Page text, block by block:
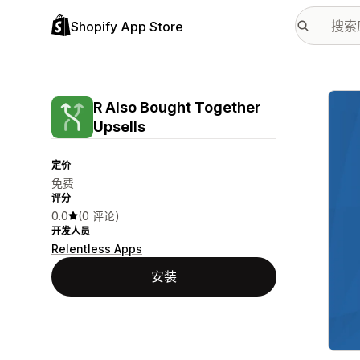
Shopify App Store
R Also Bought Together
Upsells
定价
免费
评分
0.0 (0 评论)
开发人员
Relentless Apps
安装
配图